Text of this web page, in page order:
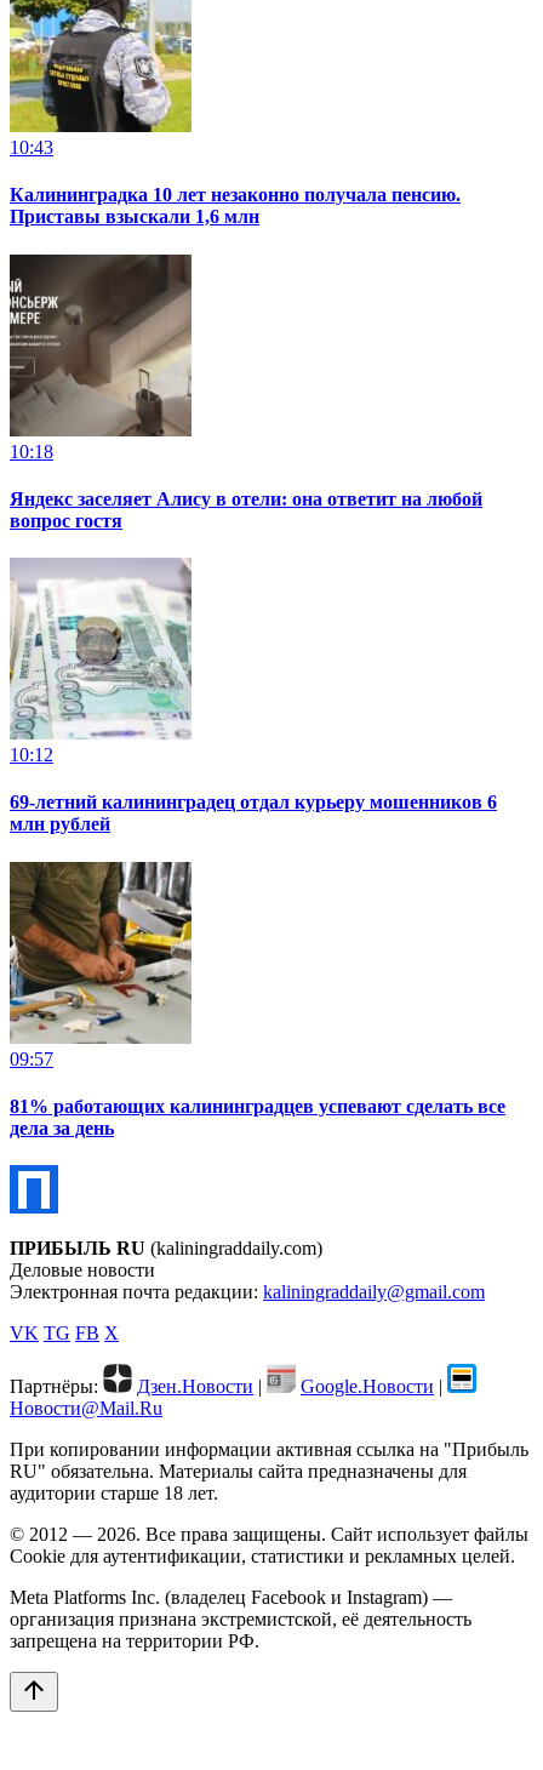
10:43
Калининградка 10 лет незаконно получала пенсию.
Приставы взыскали 1,6 млн
10:18
Яндекс заселяет Алису в отели: она ответит на любой
вопрос гостя
10:12
69-летний калининградец отдал курьеру мошенников 6
млн рублей
09:57
81% работающих калининградцев успевают сделать все
дела за день
ПРИБЫЛЬ RU (kaliningraddaily.com)
Деловые новости
Электронная почта редакции: kaliningraddaily@gmail.com
VK TG FB X
Партнёры: Дзен.Новости | Google.Новости |
Новости@Mail.Ru
При копировании информации активная ссылка на "Прибыль
RU" обязательна. Материалы сайта предназначены для
аудитории старше 18 лет.
© 2012 — 2026. Все права защищены. Сайт использует файлы
Cookie для аутентификации, статистики и рекламных целей.
Meta Platforms Inc. (владелец Facebook и Instagram) —
организация признана экстремистской, её деятельность
запрещена на территории РФ.
arrow_upward